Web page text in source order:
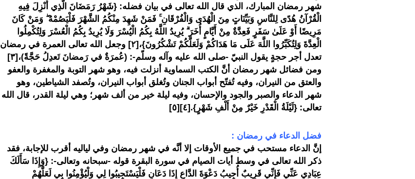
شهر رمضان المبارك، الذي قال الله تعالى في بيان فضله: {شَهْرُ رَمَضَانَ الَّذِي أُنْزِلَ فِيهِ
الْقُرْآنُ هُدًى لِلنَّاسِ وَبَيِّنَاتٍ مِنَ الْهُدَى وَالْفُرْقَانِ ۚ فَمَنْ شَهِدَ مِنْكُمُ الشَّهْرَ فَلْيَصُمْهُ ۖ وَمَنْ كَانَ
مَرِيضًا أَوْ عَلَىٰ سَفَرٍ فَعِدَّةٌ مِنْ أَيَّامٍ أُخَرَ ۗ يُرِيدُ اللَّهُ بِكُمُ الْيُسْرَ وَلَا يُرِيدُ بِكُمُ الْعُسْرَ وَلِتُكْمِلُوا
الْعِدَّةَ وَلِتُكَبِّرُوا اللَّهَ عَلَى مَا هَدَاكُمْ وَلَعَلَّكُمْ تَشْكُرُونَ}،[٢] وجعل الله تعالى العمرة في رمضان
تعدل أجر حجةٍ يقول النبيّ -صلى الله عليه وآله وسلّم-: (عُمرَةٌ في رَمضانَ تَعدِلُ حَجَّةً)،[٣]
ومن فضائل شهر رمضان أنَّ الكتب السماوية أنزلت فيه، وهو شهر التوبة والمغفرة والعفو
والعتق من النيران، وفيه تُفتّح أبواب الجنان وتُغلق أبواب النيران، وتُصفد الشياطين، وهو
شهر الدعاء والصبر والجود والإحسان، وفيه ليلة خير من ألف شهر؛ وهي ليلة القدر، قال الله
تعالى: {لَيْلَةُ الْقَدْرِ خَيْرٌ مِنْ أَلْفِ شَهْرٍ}.[٤][٥]
فضل الدعاء في رمضان :
إنَّ الدعاء مستحب في جميع الأوقات إلا أنَّه في شهر رمضان وفي لياليه أقرب للإجابة، فقد
ذكر الله تعالى في وسط أيات الصيام في سورة البقرة قوله -سبحانه وتعالى-: {وَإِذَا سَأَلَكَ
عِبَادِي عَنِّي فَإِنِّي قَرِيبٌ أُجِيبُ دَعْوَةَ الدَّاعِ إِذَا دَعَانِ فَلْيَسْتَجِيبُوا لِي وَلْيُؤْمِنُوا بِي لَعَلَّهُمْ